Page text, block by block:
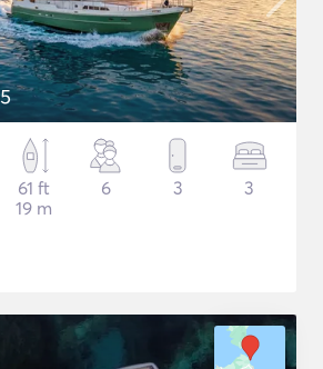
61 ft
19 m
6 3 3